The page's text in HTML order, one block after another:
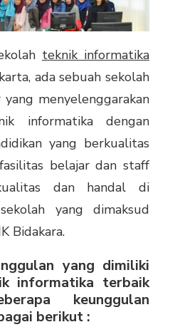
teknik informatika
ada sebuah sekolah
menyelenggarakan
informatika dengan
yang berkualitas
belajar dan staff
dan handal di
yang dimaksud
Bidakara.
yang dimiliki
informatika terbaik
keunggulan
berikut :